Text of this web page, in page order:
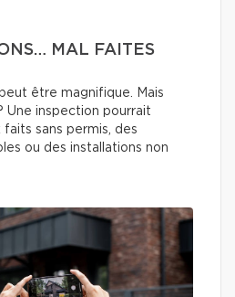
MAL FAITES
être magnifique. Mais
Une inspection pourrait
sans permis, des
ou des installations non